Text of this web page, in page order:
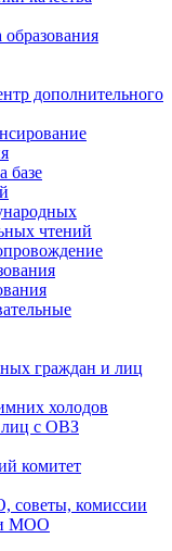
образования
дополнительного
базе
чтений
граждан и лиц
холодов
лиц с ОВЗ
комитет
советы, комиссии
МОО